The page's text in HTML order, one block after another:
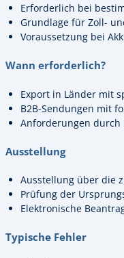
Erforderlich bei
Grundlage für Zoll-
Voraussetzung bei
Wann erforderlich?
Export in Länder mit
B2B-Sendungen mit
Anforderungen
Ausstellung
Ausstellung über die
Prüfung der
Elektronische
Typische Fehler